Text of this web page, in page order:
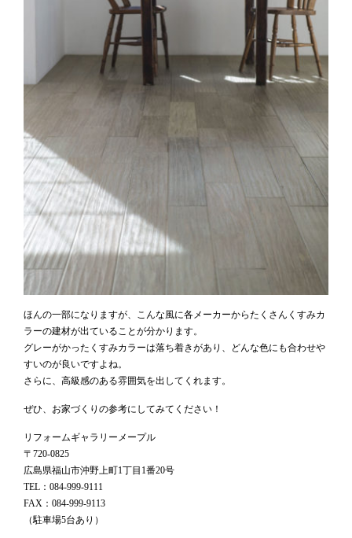
ほんの一部になりますが、こんな風に各メーカーからたくさんくすみカ
ラーの建材が出ていることが分かります。
グレーがかったくすみカラーは落ち着きがあり、どんな色にも合わせや
すいのが良いですよね。
さらに、高級感のある雰囲気を出してくれます。
ぜひ、お家づくりの参考にしてみてください！
リフォームギャラリーメープル
〒720-0825
広島県福山市沖野上町1丁目1番20号
TEL：084-999-9111
FAX：084-999-9113
（駐車場5台あり）